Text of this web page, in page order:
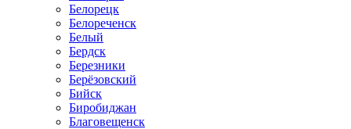
Белорецк
Белореченск
Белый
Бердск
Березники
Берёзовский
Бийск
Биробиджан
Благовещенск